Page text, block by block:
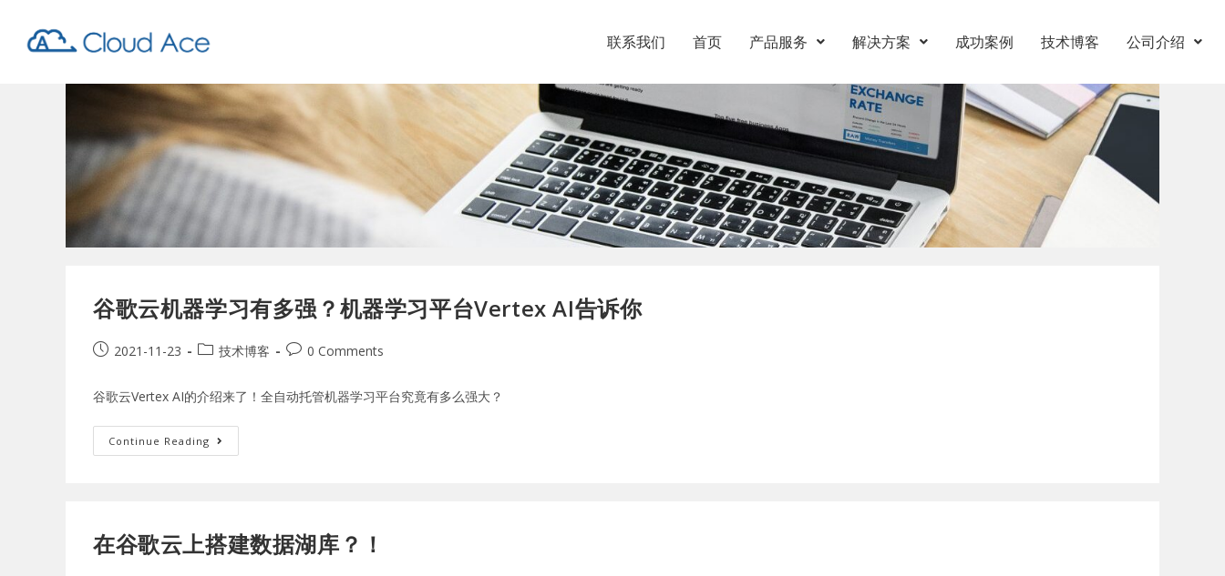
联系我们 首页 产品服务 解决方案 成功案例 技术博客 公司介绍
谷歌云机器学习有多强？机器学习平台Vertex AI告诉你
2021-11-23 技术博客 0 Comments
谷歌云Vertex AI的介绍来了！全自动托管机器学习平台究竟有多么强大？
Continue Reading
在谷歌云上搭建数据湖库？！